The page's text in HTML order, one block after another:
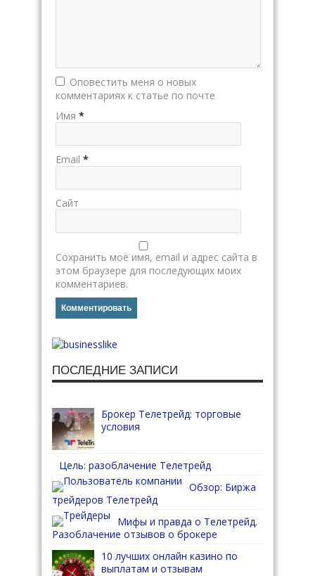
Оповестить меня о новых
комментариях к статье по почте
Имя *
Email *
Сайт
Сохранить моё имя, email и адрес сайта в
этом браузере для последующих моих
комментариев.
ПОСЛЕДНИЕ ЗАПИСИ
Брокер Телетрейд: торговые
условия
Цель: разоблачение Телетрейд
Обзор: Биржа
трейдеров Телетрейд
Мифы и правда о Телетрейд.
Разоблачение отзывов о брокере
10 лучших онлайн казино по
выплатам и отзывам